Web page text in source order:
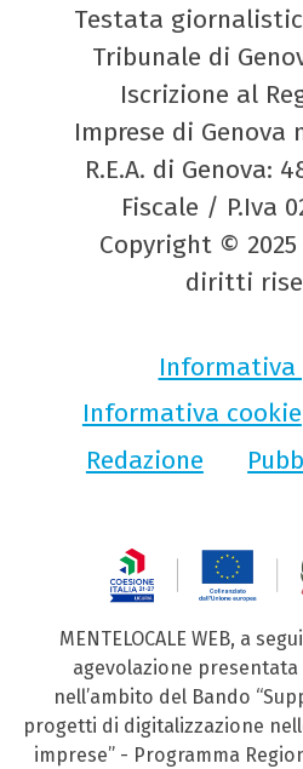
Testata
Tribunale di
Iscrizione al
Imprese di Genova
R.E.A. di Genova:
Fiscale / P.Iva
Copyright ©
diritti
Informativa
Informativa cookie
Redazione
MENTELOCALE WEB, a
agevolazione
nell’ambito del Bando
progetti di digitalizzazione
imprese” - Programma